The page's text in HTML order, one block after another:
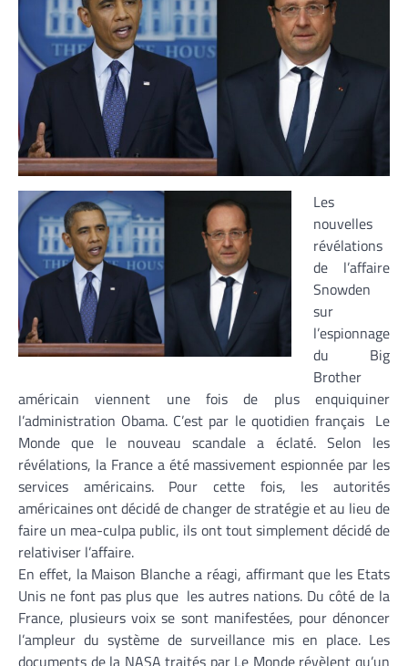
Les
nouvelles
révélations
de l’affaire
Snowden
sur
l’espionnage
du Big
Brother
américain viennent une fois de plus enquiquiner
l’administration Obama. C’est par le quotidien français Le
Monde que le nouveau scandale a éclaté. Selon les
révélations, la France a été massivement espionnée par les
services américains. Pour cette fois, les autorités
américaines ont décidé de changer de stratégie et au lieu de
faire un mea-culpa public, ils ont tout simplement décidé de
relativiser l’affaire.
En effet, la Maison Blanche a réagi, affirmant que les Etats
Unis ne font pas plus que les autres nations. Du côté de la
France, plusieurs voix se sont manifestées, pour dénoncer
l’ampleur du système de surveillance mis en place. Les
documents de la NASA traités par Le Monde révèlent qu’un